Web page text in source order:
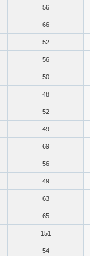
56
66
52
56
50
48
52
49
69
56
49
63
65
151
54